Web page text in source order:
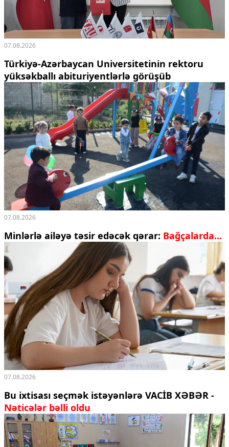
07.08.2026
Türkiyə-Azərbaycan Universitetinin rektoru
yüksəkballı abituriyentlərlə görüşüb
07.08.2026
Minlərlə ailəyə təsir edəcək qərar: Bağçalarda...
07.08.2026
Bu ixtisası seçmək istəyənlərə VACİB XƏBƏR -
Nəticələr bəlli oldu